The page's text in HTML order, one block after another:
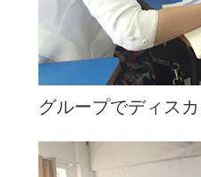
グループでディス